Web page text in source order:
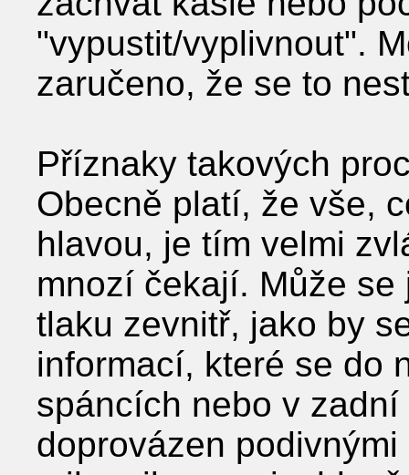
"vypustit/vyplivnout".
zaručeno, že se to
Příznaky takových
Obecně platí, že vše,
hlavou, je tím velmi
mnozí čekají. Může
tlaku zevnitř, jako by
informací, které se do
spáncích nebo v
doprovázen